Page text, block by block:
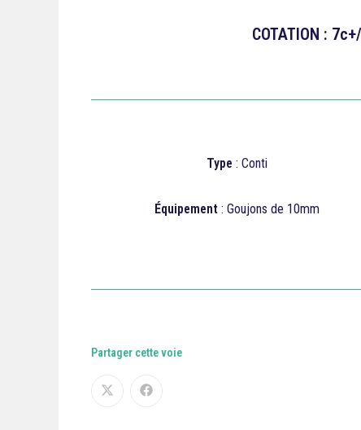
COTATION :
Type : Conti
Équipement : Goujons de 10mm
Partager cette voie